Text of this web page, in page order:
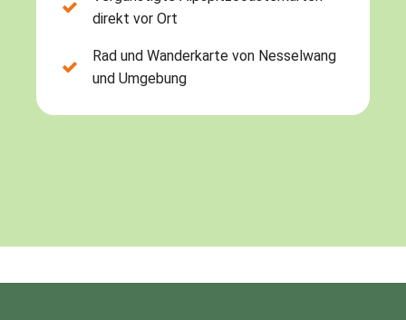
direkt vor Ort
Rad und Wanderkarte von Nesselwang
und Umgebung